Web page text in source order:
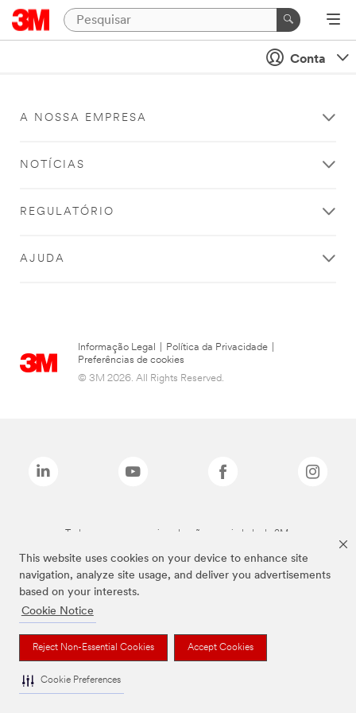
This website uses cookies on your device to enhance site
navigation, analyze site usage, and deliver you advertisements
based on your interests.
Cookie Notice
Reject Non-Essential Cookies Accept Cookies
Cookie Preferences
Conta
A NOSSA EMPRESA
NOTÍCIAS
REGULATÓRIO
AJUDA
Informação Legal Política da Privacidade
Preferências de cookies
© 3M 2026. All Rights Reserved.
Todas as marcas mencionadas são propriedade da 3M.